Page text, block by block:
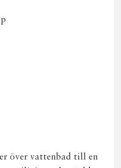
över vattenbad till en